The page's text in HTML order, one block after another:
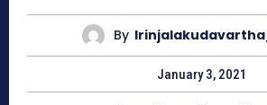
By
January 3, 2021